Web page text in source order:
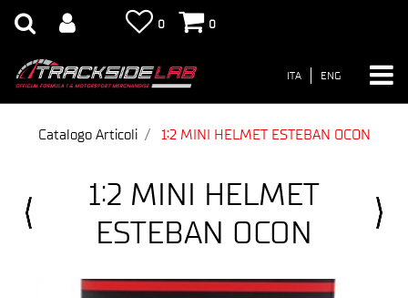
0 0
ITA ENG
Catalogo Articoli 1:2 MINI HELMET ESTEBAN OCON
1:2 MINI HELMET
ESTEBAN OCON